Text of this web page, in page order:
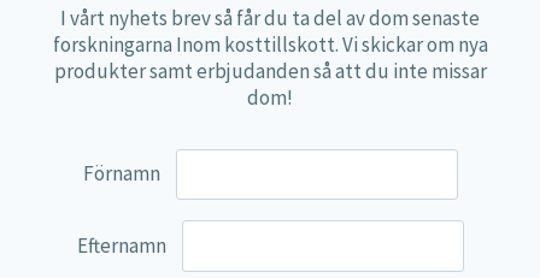
Matsmältningsenzymer
Alger
Näringspulver
Övriga kosttillskott
I vårt nyhets brev så får du ta del av dom senaste
forskningarna Inom kosttillskott. Vi skickar om nya
produkter samt erbjudanden så att du inte missar
dom!
Förnamn
Efternamn